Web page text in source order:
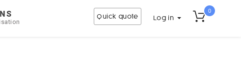
Quick quote Log in
0